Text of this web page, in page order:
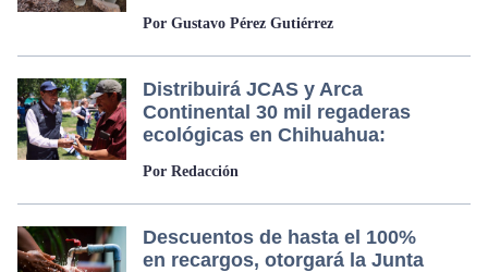
Por Gustavo Pérez Gutiérrez
Distribuirá JCAS y Arca
Continental 30 mil regaderas
ecológicas en Chihuahua:
Por Redacción
Descuentos de hasta el 100%
en recargos, otorgará la Junta